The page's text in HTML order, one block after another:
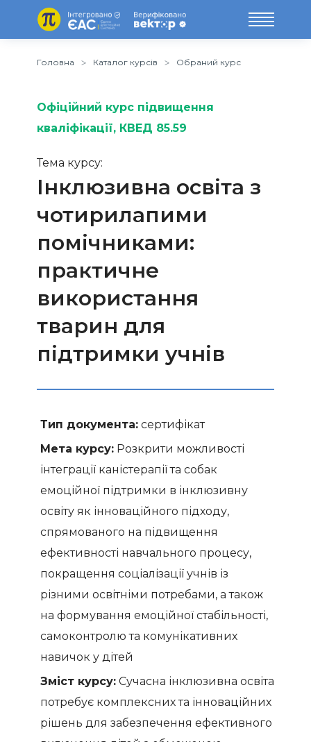
Головна Каталог курсів Обраний курс
Офіційний курс підвищення
кваліфікації, КВЕД 85.59
Тема курсу:
Інклюзивна освіта з
чотирилапими
помічниками:
практичне
використання
тварин для
підтримки учнів
Тип документа: сертифікат
Мета курсу: Розкрити можливості
інтеграції каністерапії та собак
емоційної підтримки в інклюзивну
освіту як інноваційного підходу,
спрямованого на підвищення
ефективності навчального процесу,
покращення соціалізації учнів із
різними освітніми потребами, а також
на формування емоційної стабільності,
самоконтролю та комунікативних
навичок у дітей
Зміст курсу: Сучасна інклюзивна освіта
потребує комплексних та інноваційних
рішень для забезпечення ефективного